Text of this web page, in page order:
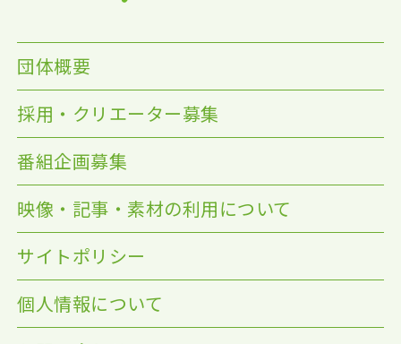
団体概要
採用・クリエーター募集
番組企画募集
映像・記事・素材の利用について
サイトポリシー
個人情報について